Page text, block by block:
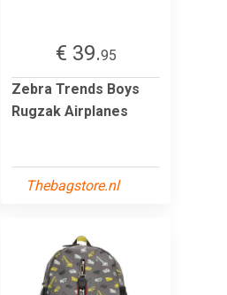
€ 39.95
Zebra Trends Boys
Rugzak Airplanes
Thebagstore.nl